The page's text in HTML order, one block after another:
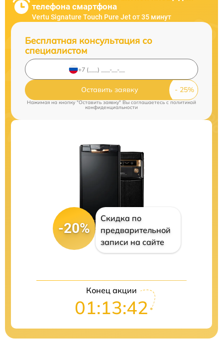
телефона смартфона
Vertu Signature Touch Pure Jet от 35 минут
Бесплатная консультация со
специалистом
Оставить заявку
Нажимая на кнопку "Оставить заявку" Вы соглашаетесь cполитикой
конфиденциальности
-20%
Скидка по
предварительной
записи на сайте
Конец акции
01:13:41